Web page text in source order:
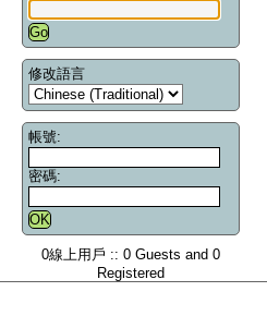
修改語言
帳號:
密碼:
0線上用戶 :: 0 Guests and 0
Registered